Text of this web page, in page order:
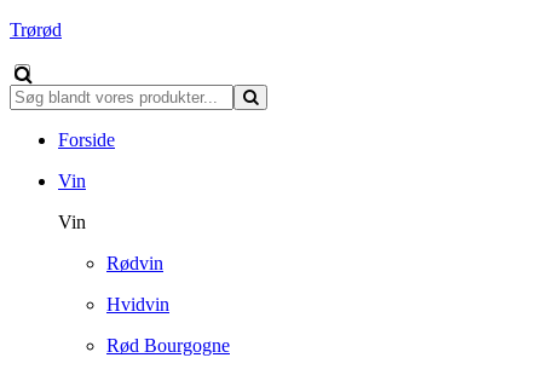
Trørød
Forside
Vin
Vin
Rødvin
Hvidvin
Rød Bourgogne